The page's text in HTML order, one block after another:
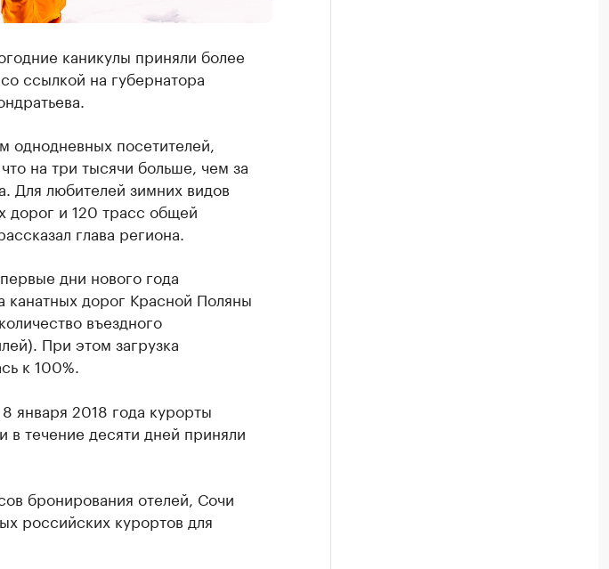
каникулы приняли более
ссылкой на губернатора
однодневных посетителей,
на три тысячи больше, чем за
Для любителей зимних видов
дорог и 120 трасс общей
глава региона.
дни нового года
канатных дорог Красной Поляны
въездного
При этом загрузка
к 100%.
января 2018 года курорты
в течение десяти дней приняли
бронирования отелей, Сочи
российских курортов для